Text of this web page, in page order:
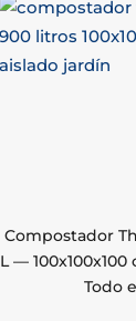
Compostador
L —
Todo